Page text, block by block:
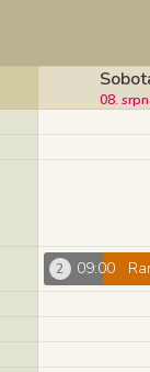
08.
2 09:00